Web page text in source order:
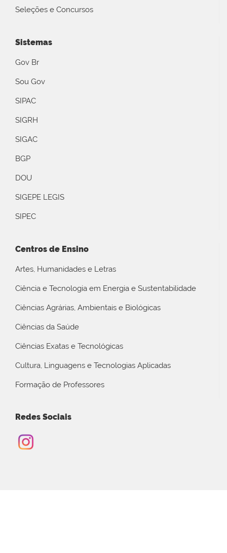
Seleções e Concursos
Sistemas
Gov Br
Sou Gov
SIPAC
SIGRH
SIGAC
BGP
DOU
SIGEPE LEGIS
SIPEC
Centros de Ensino
Artes, Humanidades e Letras
Ciência e Tecnologia em Energia e Sustentabilidade
Ciências Agrárias, Ambientais e Biológicas
Ciências da Saúde
Ciências Exatas e Tecnológicas
Cultura, Linguagens e Tecnologias Aplicadas
Formação de Professores
Redes Sociais